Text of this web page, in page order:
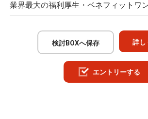
業界最大の福利厚生・ベネフィットワ
検討BOXへ保存 詳し
エントリーする